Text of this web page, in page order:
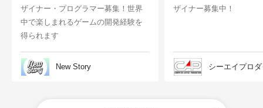
ザイナー・プログラマー募集！世界
中で楽しまれるゲームの開発経験を
得られます
New Story
ザイナー募集中！
シーエイプロ